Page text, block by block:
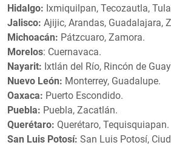
Hidalgo: Ixmiquilpan, Tecozautla,
Jalisco: Ajijic, Arandas, Guadalajara,
Michoacán: Pátzcuaro, Zamora.
Morelos: Cuernavaca.
Nayarit: Ixtlán del Río, Rincón de
Nuevo León: Monterrey, Guadalupe.
Oaxaca: Puerto Escondido.
Puebla: Puebla, Zacatlán.
Querétaro: Querétaro, Tequisquiapan.
San Luis Potosí: San Luis Potosí,